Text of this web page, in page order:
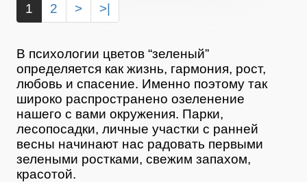
1 2 > >|
В психологии цветов “зеленый”
определяется как жизнь, гармония, рост,
любовь и спасение. Именно поэтому так
широко распространено озеленение
нашего с вами окружения. Парки,
лесопосадки, личные участки с ранней
весны начинают нас радовать первыми
зелеными ростками, свежим запахом,
красотой.